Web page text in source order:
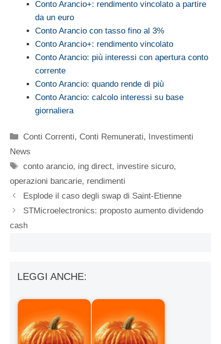
Conto Arancio+: rendimento vincolato a partire
da un euro
Conto Arancio con tasso fino al 3%
Conto Arancio+: rendimento vincolato
Conto Arancio: più interessi con apertura conto
corrente
Conto Arancio: quando rende di più
Conto Arancio: calcolo interessi su base
giornaliera
Categorie
Conti Correnti, Conti Remunerati,
Investimenti
News
Tag
conto arancio, ing direct, investire sicuro,
operazioni bancarie, rendimenti
Esplode il caso degli swap di Saint-Etienne
STMicroelectronics: proposto aumento dividendo
cash
LEGGI ANCHE: